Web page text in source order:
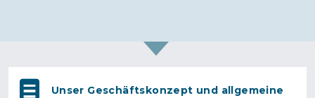
Unser Geschäftskonzept und allgemeine